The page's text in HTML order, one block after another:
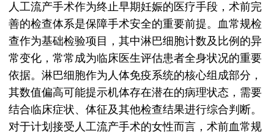
人工流产手术作为终止早期妊娠的医疗手段，术前完
善的检查体系是保障手术安全的重要前提。血常规检
查作为基础检验项目，其中淋巴细胞计数及比例的异
常变化，常常成为临床医生评估患者全身状况的重要
依据。淋巴细胞作为人体免疫系统的核心组成部分，
其数值偏高可能提示机体存在潜在的病理状态，需要
结合临床症状、体征及其他检查结果进行综合判断。
对于计划接受人工流产手术的女性而言，术前血常规